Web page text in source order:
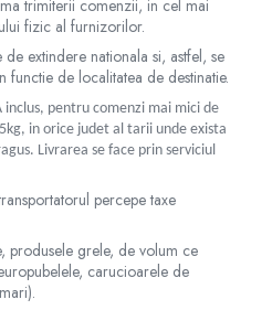
trimiterii comenzii, in cel mai
fizic al furnizorilor.
extindere nationala si, astfel, se
de localitatea de destinatie.
inclus, pentru comenzi mai mici de
in orice judet al tarii unde exista
Livrarea se face prin serviciul
percepe taxe
produsele grele, de volum ce
carucioarele de